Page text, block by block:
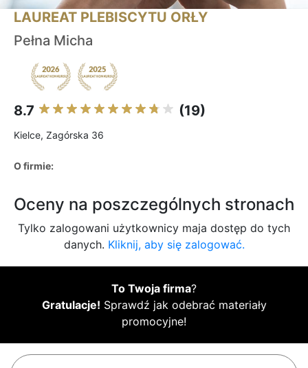
LAUREAT PLEBISCYTU ORŁY
Pełna Micha
8.7 (19)
Kielce, Zagórska 36
O firmie:
Oceny na poszczególnych stronach
Tylko zalogowani użytkownicy maja dostęp do tych
danych. Kliknij, aby się zalogować.
To Twoja firma?
Gratulacje! Sprawdź jak odebrać materiały
promocyjne!